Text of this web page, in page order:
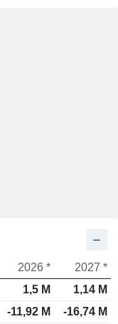
2026 *
2027 *
1,5 M
1,14 M
-11,92 M
-16,74 M